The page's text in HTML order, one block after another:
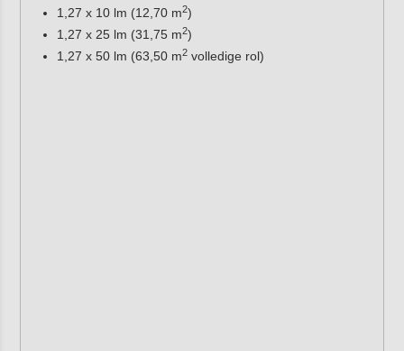
1,27 x 10 lm (12,70 m2)
1,27 x 25 lm (31,75 m2)
1,27 x 50 lm (63,50 m2volledige rol)